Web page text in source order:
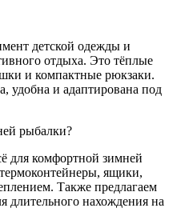
детской одежды и
отдыха. Это тёплые
и компактные рюкзаки.
удобна и адаптирована под
рыбалки?
для комфортной зимней
ящики,
Также предлагаем
длительного нахождения на